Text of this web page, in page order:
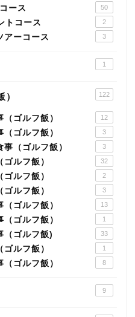
ース 50
トコース 2
アーコース 3
1
122
ゴルフ飯） 12
ゴルフ飯） 3
（ゴルフ飯） 3
ルフ飯） 32
ルフ飯） 2
ルフ飯） 3
ゴルフ飯） 13
ゴルフ飯） 1
（ゴルフ飯) 33
ルフ飯） 1
ゴルフ飯） 8
9